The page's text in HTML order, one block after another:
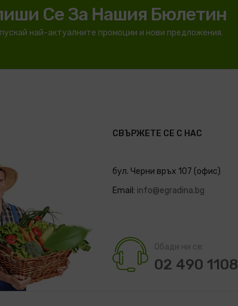
Се За Нашия Бюлетин
най-актуалните промоции и нови предложения.
СВЪРЖЕТЕ СЕ С НАС
бул. Черни връх 107 (офис)
Email: info@egradina.bg
Обади ни се:
02 490 1108